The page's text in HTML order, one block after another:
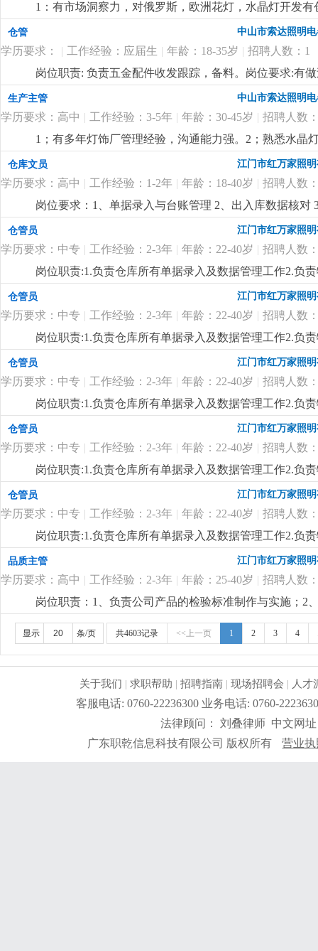
1：有市场洞察力，对俄罗斯，欧洲花灯，水晶灯开发
力。更详细...
仓管 中山市索达照明
学历要求： | 工作经验：应届生 | 年龄：18-35岁 | 招聘人数：1
岗位职责: 负责五金配件收发跟踪，备料。岗位要求:有
生产主管 中山市索达照明
学历要求：高中 | 工作经验：3-5年 | 年龄：30-45岁 | 招聘人数
1；有多年灯饰厂管理经验，沟通能力强。2；熟悉水晶
付出精神，人品高尚。更详细...
仓库文员 江门市红万家照
学历要求：高中 | 工作经验：1-2年 | 年龄：18-40岁 | 招聘人数
岗位要求：1、单据录入与台账管理 2、出入库数据核
悉进账、出账、委外流程熟悉的优先录用.熟悉仓库账
仓管员 江门市红万家照
学历要求：中专 | 工作经验：2-3年 | 年龄：22-40岁 | 招聘人数
岗位职责:1.负责仓库所有单据录入及数据管理工作2.负
限，中专及以上学历，18-35岁2.对数据敏感，有责任
细
仓管员 江门市红万家照
学历要求：中专 | 工作经验：2-3年 | 年龄：22-40岁 | 招聘人数
岗位职责:1.负责仓库所有单据录入及数据管理工作2.负
限，中专及以上学历，18-35岁2.对数据敏感，有责任
细
仓管员 江门市红万家照
学历要求：中专 | 工作经验：2-3年 | 年龄：22-40岁 | 招聘人数
岗位职责:1.负责仓库所有单据录入及数据管理工作2.负
限，中专及以上学历，18-35岁2.对数据敏感，有责任
细
仓管员 江门市红万家照
学历要求：中专 | 工作经验：2-3年 | 年龄：22-40岁 | 招聘人数
岗位职责:1.负责仓库所有单据录入及数据管理工作2.负
限，中专及以上学历，18-35岁2.对数据敏感，有责任
细
仓管员 江门市红万家照
学历要求：中专 | 工作经验：2-3年 | 年龄：22-40岁 | 招聘人数
岗位职责:1.负责仓库所有单据录入及数据管理工作2.负
限，中专及以上学历，18-35岁2.对数据敏感，有责任
细
品质主管 江门市红万家照
学历要求：高中 | 工作经验：2-3年 | 年龄：25-40岁 | 招聘人数
岗位职责：1、负责公司产品的检验标准制作与实施；2
与处理，必要时定期与供应商沟通，协助供应商建立完
管理工作经验。任职要求：1、高中以上学历，熟悉电
题:4、熟练使用电脑办公软件。更详细...
显示 条/页 共4603记录 <<上一页 1 2 3 4
关于我们 |求职帮助 |招聘指南 |现场招聘会 | 人才
客服电话: 0760-22236300 业务电话: 0760-
法律顾问： 刘叠律师 中文网
广东职乾信息科技有限公司 版权所有
营业